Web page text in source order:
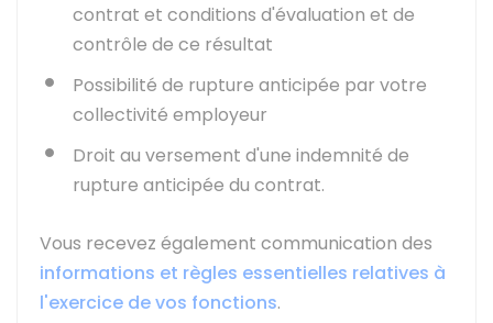
contrat et conditions d'évaluation et de
contrôle de ce résultat
Possibilité de rupture anticipée par votre
collectivité employeur
Droit au versement d'une indemnité de
rupture anticipée du contrat.
Vous recevez également communication des
informations et règles essentielles relatives à
l'exercice de vos fonctions.